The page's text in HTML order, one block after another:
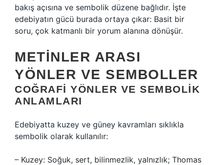
bakış açısına ve sembolik düzene bağlıdır. İşte
edebiyatın gücü burada ortaya çıkar: Basit bir
soru, çok katmanlı bir yorum alanına dönüşür.
METINLER ARASI
YÖNLER VE SEMBOLLER
COĞRAFI YÖNLER VE SEMBOLIK
ANLAMLARI
Edebiyatta kuzey ve güney kavramları sıklıkla
sembolik olarak kullanılır:
– Kuzey: Soğuk, sert, bilinmezlik, yalnızlık; Thomas